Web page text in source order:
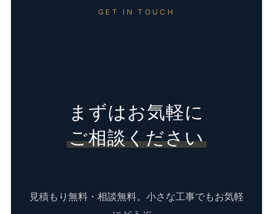
GET IN TOUCH
まずはお気軽に
ご相談ください
見積もり無料・相談無料。小さな工事でもお気軽